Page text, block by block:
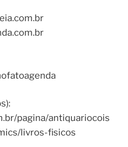
pagina/antiquariocois
livros-fisicos